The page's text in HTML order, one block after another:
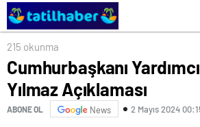
215 okunma
Cumhurbaşkanı
Yılmaz Açıklaması
ABONE OL News 2 Mayıs 2024
Seçim İrtibat Bürosu Açtı